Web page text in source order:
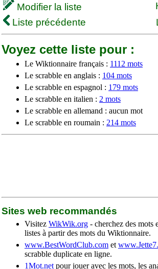
Modifier la liste
Liste précédente
Voyez cette liste pour :
Le Wiktionnaire français : 1112 mots
Le scrabble en anglais : 104 mots
Le scrabble en espagnol : 179 mots
Le scrabble en italien : 2 mots
Le scrabble en allemand : aucun mot
Le scrabble en roumain : 214 mots
Sites web recommandés
Visitez WikWik.org - cherchez des mots
listes à partir des mots du Wiktionnaire.
www.BestWordClub.com et
scrabble duplicate en ligne.
1Mot.net pour jouer avec les mots, les